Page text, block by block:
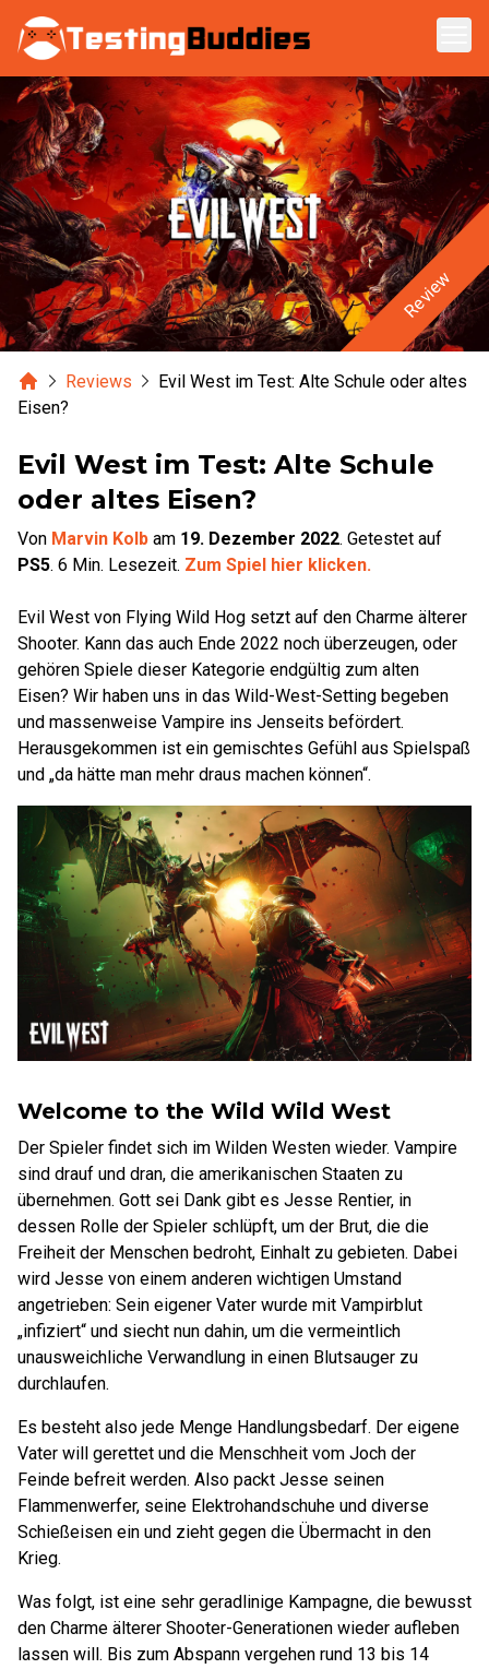
Zum Hauptinhalt springen
Review
HomeReviews
Evil West im Test: Alte Schule oder altes
Eisen?
Evil West im Test: Alte Schule
oder altes Eisen?
Von Marvin Kolb am 19. Dezember 2022. Getestet auf
PS5. 6 Min. Lesezeit. Zum Spiel hier klicken.
Evil West von Flying Wild Hog setzt auf den Charme älterer
Shooter. Kann das auch Ende 2022 noch überzeugen, oder
gehören Spiele dieser Kategorie endgültig zum alten
Eisen? Wir haben uns in das Wild-West-Setting begeben
und massenweise Vampire ins Jenseits befördert.
Herausgekommen ist ein gemischtes Gefühl aus Spielspaß
und „da hätte man mehr draus machen können“.
Welcome to the Wild Wild West
Der Spieler findet sich im Wilden Westen wieder. Vampire
sind drauf und dran, die amerikanischen Staaten zu
übernehmen. Gott sei Dank gibt es Jesse Rentier, in
dessen Rolle der Spieler schlüpft, um der Brut, die die
Freiheit der Menschen bedroht, Einhalt zu gebieten. Dabei
wird Jesse von einem anderen wichtigen Umstand
angetrieben: Sein eigener Vater wurde mit Vampirblut
„infiziert“ und siecht nun dahin, um die vermeintlich
unausweichliche Verwandlung in einen Blutsauger zu
durchlaufen.
Es besteht also jede Menge Handlungsbedarf. Der eigene
Vater will gerettet und die Menschheit vom Joch der
Feinde befreit werden. Also packt Jesse seinen
Flammenwerfer, seine Elektrohandschuhe und diverse
Schießeisen ein und zieht gegen die Übermacht in den
Krieg.
Was folgt, ist eine sehr geradlinige Kampagne, die bewusst
den Charme älterer Shooter-Generationen wieder aufleben
lassen will. Bis zum Abspann vergehen rund 13 bis 14